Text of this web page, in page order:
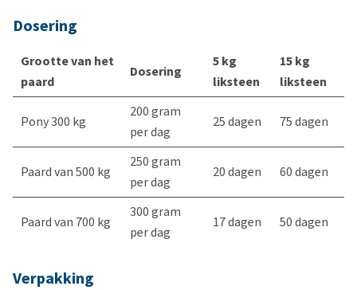
Dosering
Grootte van het
paard
Dosering
5 kg
liksteen
15 kg
liksteen
Pony 300 kg
200 gram
per dag
25 dagen 75 dagen
Paard van 500 kg
250 gram
per dag
20 dagen 60 dagen
Paard van 700 kg
300 gram
per dag
17 dagen 50 dagen
Verpakking